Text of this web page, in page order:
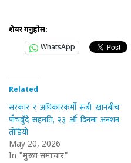
शेयर गर्नुहोस:
WhatsApp
Related
सरकार र अधिकारकर्मी रूबी खानबीच
पाँचबुँदे सहमति, २३ औँ दिनमा अनशन
तोडियो
May 20, 2026
In "मुख्य समाचार"